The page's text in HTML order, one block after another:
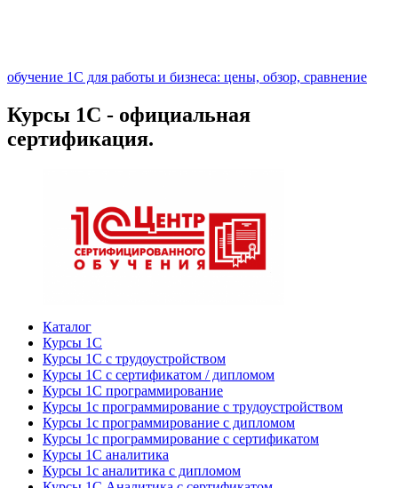
обучение 1С для работы и бизнеса: цены, обзор, сравнение
Курсы 1С - официальная
сертификация.
Каталог
Курсы 1С
Курсы 1С с трудоустройством
Курсы 1С с сертификатом / дипломом
Курсы 1С программирование
Курсы 1с программирование с трудоустройством
Курсы 1с программирование с дипломом
Курсы 1с программирование с сертификатом
Курсы 1С аналитика
Курсы 1с аналитика с дипломом